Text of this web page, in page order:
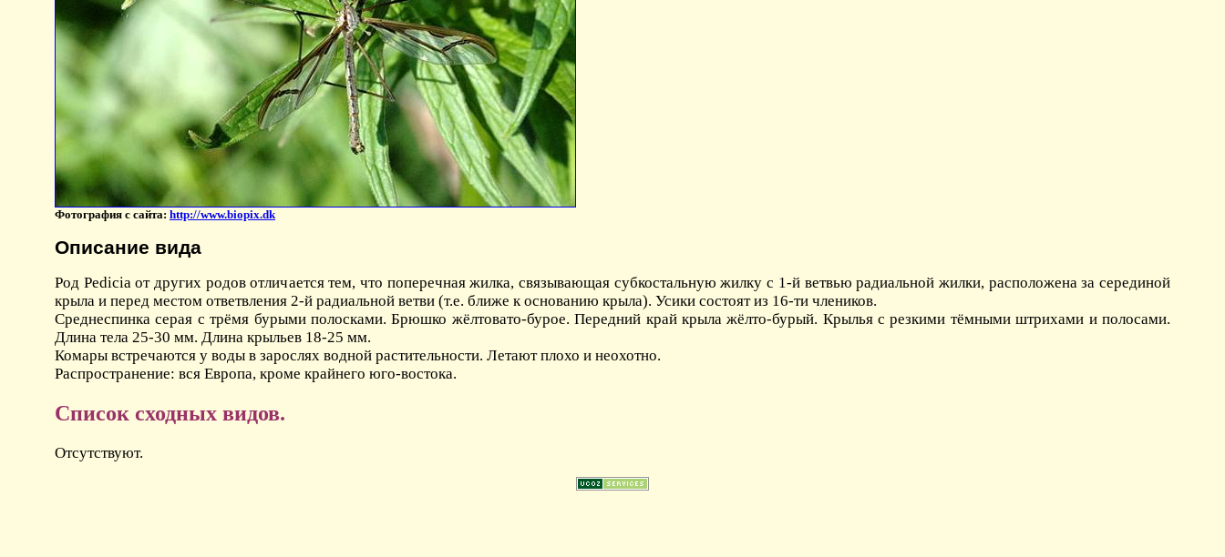
Фотография с сайта: http://www.biopix.dk
Описание вида
Род Pedicia от других родов отличается тем, что поперечная жилка, связывающая субкостальную жилку с 1-й ветвью радиальной жилки, расположена за серединой
крыла и перед местом ответвления 2-й радиальной ветви (т.е. ближе к основанию крыла). Усики состоят из 16-ти члеников.
Среднеспинка серая с трёмя бурыми полосками. Брюшко жёлтовато-бурое. Передний край крыла жёлто-бурый. Крылья с резкими тёмными штрихами и полосами.
Длина тела 25-30 мм. Длина крыльев 18-25 мм.
Комары встречаются у воды в зарослях водной растительности. Летают плохо и неохотно.
Распространение: вся Европа, кроме крайнего юго-востока.
Список сходных видов.
Отсутствуют.